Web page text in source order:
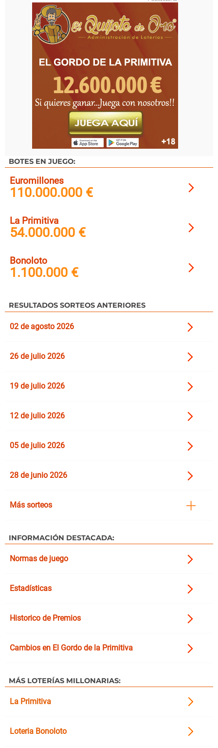
BOTES EN JUEGO:
Euromillones
110.000.000 €
La Primitiva
54.000.000 €
Bonoloto
1.100.000 €
RESULTADOS SORTEOS ANTERIORES
02 de agosto 2026
26 de julio 2026
19 de julio 2026
12 de julio 2026
05 de julio 2026
28 de junio 2026
Más sorteos
INFORMACIÓN DESTACADA:
Normas de juego
Estadísticas
Historico de Premios
Cambios en El Gordo de la Primitiva
MÁS LOTERÍAS MILLONARIAS:
La Primitiva
Loteria Bonoloto